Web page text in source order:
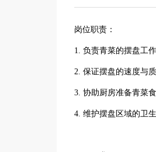
岗位职责：
1. 负责青菜的摆盘工
2. 保证摆盘的速度与
3. 协助厨房准备青菜
4. 维护摆盘区域的卫